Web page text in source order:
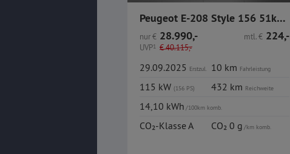
Peugeot E-208 Style 156 51kW Akku / Wärmepumpe / 11kW OBC
nur€ 28.990,-
UVP1 €40.115,-
mtl.€ 224,-
29.09.2025 Erstzul. 10 km Fahrleistung
115 kW (156 PS) 432 km Reichweite
14,10 kWh/100km komb.
CO₂-Klasse A CO₂ 0 g/km komb.